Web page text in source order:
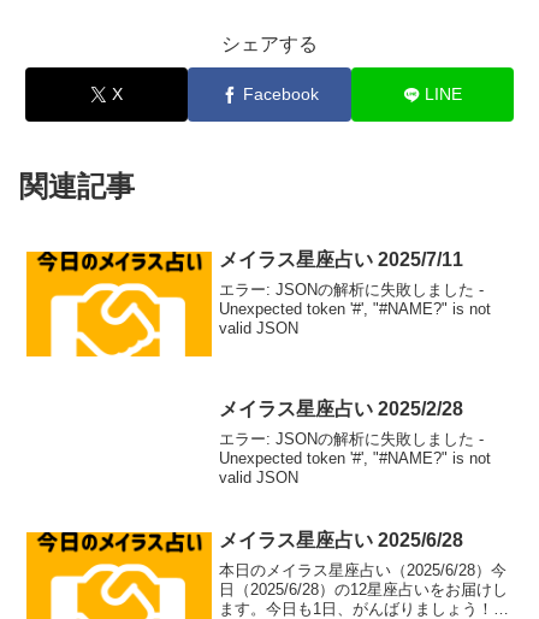
シェアする
X Facebook LINE
関連記事
メイラス星座占い 2025/7/11
エラー: JSONの解析に失敗しました -
Unexpected token '#', "#NAME?" is not
valid JSON
メイラス星座占い 2025/2/28
エラー: JSONの解析に失敗しました -
Unexpected token '#', "#NAME?" is not
valid JSON
メイラス星座占い 2025/6/28
本日のメイラス星座占い（2025/6/28）今
日（2025/6/28）の12星座占いをお届けし
ます。今日も1日、がんばりましょう！牡